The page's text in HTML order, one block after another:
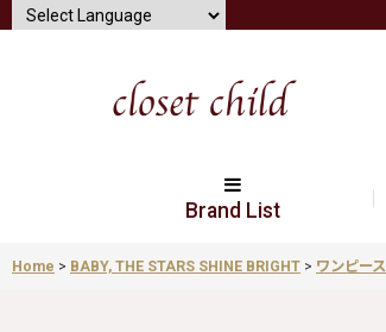
Brand List
Home > BABY, THE STARS SHINE BRIGHT > ワンピース